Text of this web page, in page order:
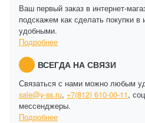
Ваш первый заказ в интернет-
подскажем как сделать покупки в
удобными.
Подробнее
ВСЕГДА НА СВЯЗИ
Связаться с нами можно любым
sale@y-ss.ru, +7(812) 610-00-11,
мессенджеры.
Подробнее